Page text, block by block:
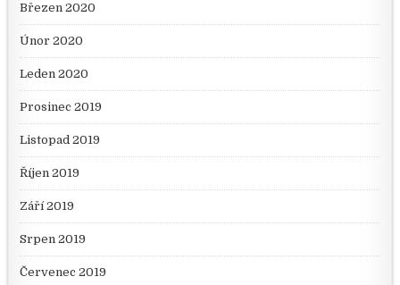
Březen 2020
Únor 2020
Leden 2020
Prosinec 2019
Listopad 2019
Říjen 2019
Září 2019
Srpen 2019
Červenec 2019